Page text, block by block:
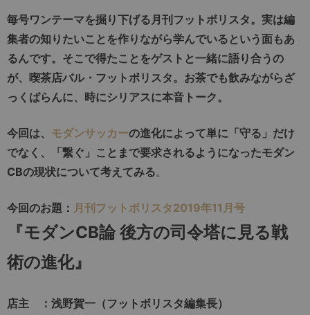
毎号ワンテーマを掘り下げる月刊フットボリスタ。実は編
集者の知りたいことを作りながら学んでいるという面もあ
るんです。そこで得たことをゲストと一緒に語り合うの
が、喫茶店バル・フットボリスタ。お茶でも飲みながらざ
っくばらんに、時にシリアスに本音トーク。
今回は、 モダンサッカーの進化によって単に「守る」だけ
でなく、「繋ぐ」ことまで要求されるようになったモダン
CBの現状について考えてみる。
今回のお題： 月刊フットボリスタ2019年11月号
『モダンCB論 後方の司令塔に見る戦
術の進化』
店主 ：浅野賀一（フットボリスタ編集長）